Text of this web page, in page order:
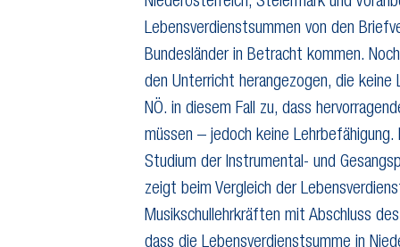
Lebensverdienstsummen von den
Bundesländer in Betracht kommen.
den Unterricht herangezogen, die keine
NÖ. in diesem Fall zu, dass
müssen – jedoch keine
Studium der Instrumental- und
zeigt beim Vergleich der
Musikschullehrkräften mit Abschluss